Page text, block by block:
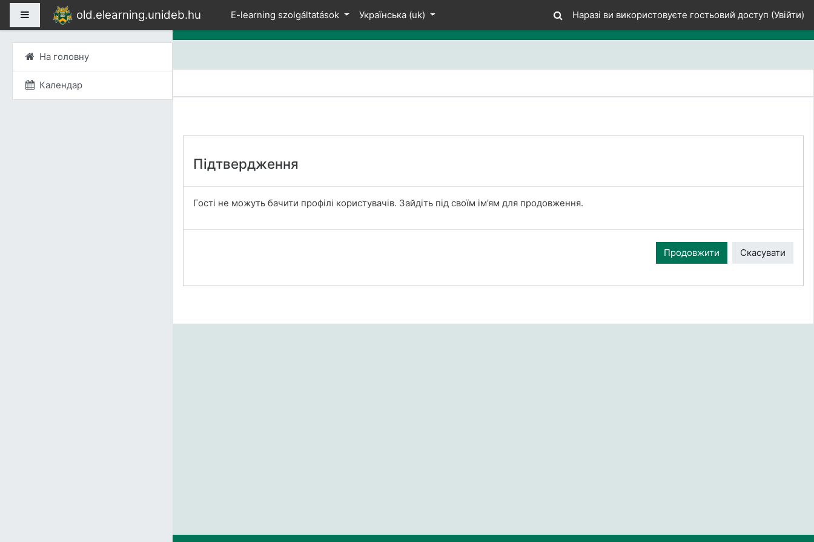
Бокова панельold.elearning.unideb.hu E-learning szolgáltatások Українська ‎(uk)‎ Наразі ви використовуєте гостьовий доступ (Увійти)
Підтвердження
Гості не можуть бачити профілі користувачів. Зайдіть під своїм ім’ям для продовження.
Продовжити Скасувати
На головну
Календар